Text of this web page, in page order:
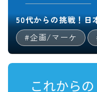
50代からの挑戦！日
#企画/マーケ